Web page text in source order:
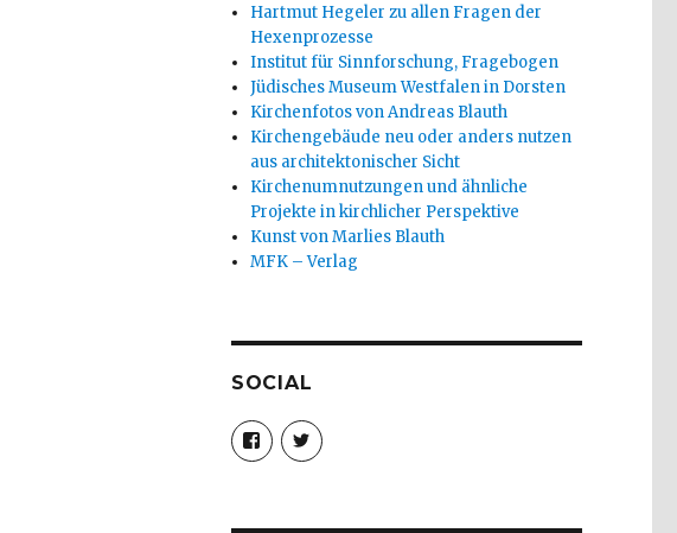
Hartmut Hegeler zu allen Fragen der
Hexenprozesse
Institut für Sinnforschung, Fragebogen
Jüdisches Museum Westfalen in Dorsten
Kirchenfotos von Andreas Blauth
Kirchengebäude neu oder anders nutzen
aus architektonischer Sicht
Kirchenumnutzungen und ähnliche
Projekte in kirchlicher Perspektive
Kunst von Marlies Blauth
MFK – Verlag
SOCIAL
Profil
von
christoph.fleischer1
anzeigen
Profil
von
anzeigen